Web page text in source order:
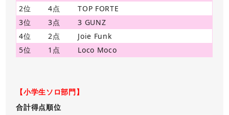
2位
4点
TOP FORTE
3位
3点
3 GUNZ
4位
2点
Joie Funk
5位
1点 Loco Moco
【小学生ソロ部門】
合計得点順位